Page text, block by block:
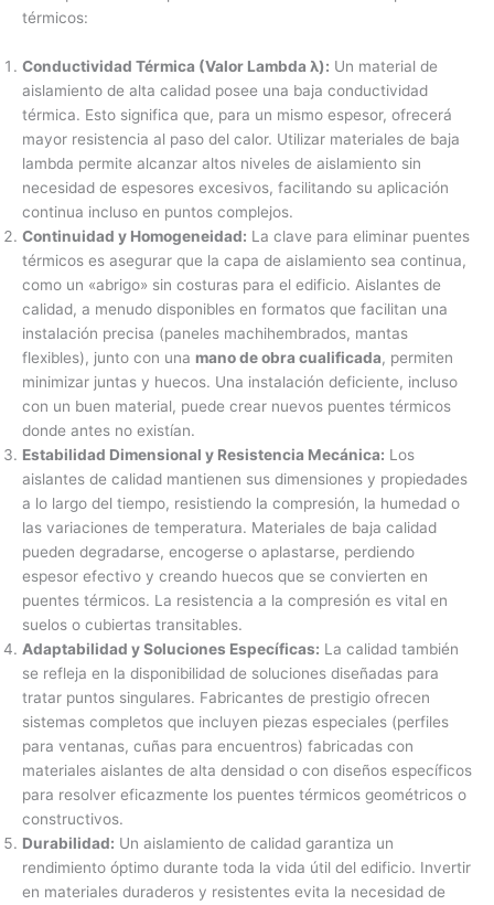
térmicos:
Conductividad Térmica (Valor Lambda λ): Un material de
aislamiento de alta calidad posee una baja conductividad
térmica. Esto significa que, para un mismo espesor, ofrecerá
mayor resistencia al paso del calor. Utilizar materiales de baja
lambda permite alcanzar altos niveles de aislamiento sin
necesidad de espesores excesivos, facilitando su aplicación
continua incluso en puntos complejos.
Continuidad y Homogeneidad: La clave para eliminar puentes
térmicos es asegurar que la capa de aislamiento sea continua,
como un «abrigo» sin costuras para el edificio. Aislantes de
calidad, a menudo disponibles en formatos que facilitan una
instalación precisa (paneles machihembrados, mantas
flexibles), junto con una mano de obra cualificada, permiten
minimizar juntas y huecos. Una instalación deficiente, incluso
con un buen material, puede crear nuevos puentes térmicos
donde antes no existían.
Estabilidad Dimensional y Resistencia Mecánica: Los
aislantes de calidad mantienen sus dimensiones y propiedades
a lo largo del tiempo, resistiendo la compresión, la humedad o
las variaciones de temperatura. Materiales de baja calidad
pueden degradarse, encogerse o aplastarse, perdiendo
espesor efectivo y creando huecos que se convierten en
puentes térmicos. La resistencia a la compresión es vital en
suelos o cubiertas transitables.
Adaptabilidad y Soluciones Específicas: La calidad también
se refleja en la disponibilidad de soluciones diseñadas para
tratar puntos singulares. Fabricantes de prestigio ofrecen
sistemas completos que incluyen piezas especiales (perfiles
para ventanas, cuñas para encuentros) fabricadas con
materiales aislantes de alta densidad o con diseños específicos
para resolver eficazmente los puentes térmicos geométricos o
constructivos.
Durabilidad: Un aislamiento de calidad garantiza un
rendimiento óptimo durante toda la vida útil del edificio. Invertir
en materiales duraderos y resistentes evita la necesidad de